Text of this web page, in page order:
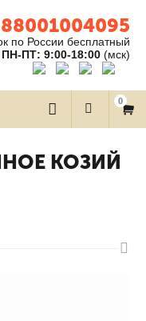
88001004095
по России бесплатный
ПН-ПТ: 9:00-18:00 (мск)
0
КОЗИЙ